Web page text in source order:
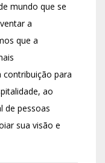
mundo que se
a
que a
contribuição para
ao
de pessoas
sua visão e